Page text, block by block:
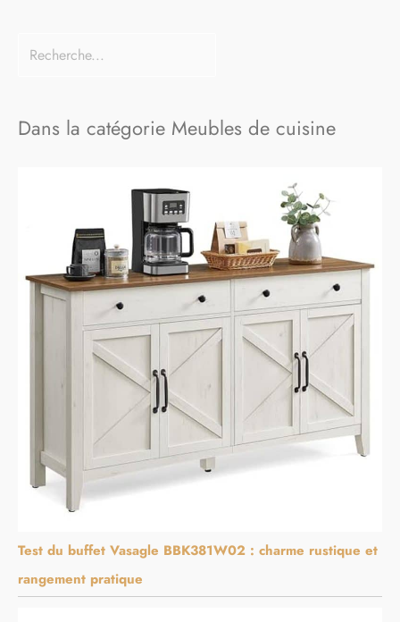
Dans la catégorie Meubles de cuisine
Test du buffet Vasagle BBK381W02 : charme rustique et
rangement pratique